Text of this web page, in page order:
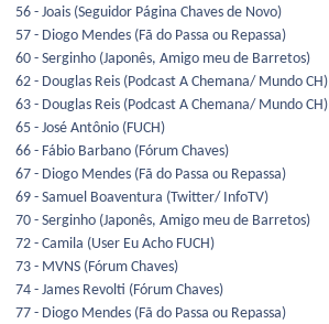
56 - Joais (Seguidor Página Chaves de Novo)
57 - Diogo Mendes (Fã do Passa ou Repassa)
60 - Serginho (Japonês, Amigo meu de Barretos)
62 - Douglas Reis (Podcast A Chemana/ Mundo CH)
63 - Douglas Reis (Podcast A Chemana/ Mundo CH)
65 - José Antônio (FUCH)
66 - Fábio Barbano (Fórum Chaves)
67 - Diogo Mendes (Fã do Passa ou Repassa)
69 - Samuel Boaventura (Twitter/ InfoTV)
70 - Serginho (Japonês, Amigo meu de Barretos)
72 - Camila (User Eu Acho FUCH)
73 - MVNS (Fórum Chaves)
74 - James Revolti (Fórum Chaves)
77 - Diogo Mendes (Fã do Passa ou Repassa)